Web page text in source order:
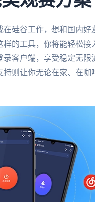
硅谷工作，想和国内好
样的工具，你将能轻松接
客户端，享受稳定无限
则让你无论在家、在咖